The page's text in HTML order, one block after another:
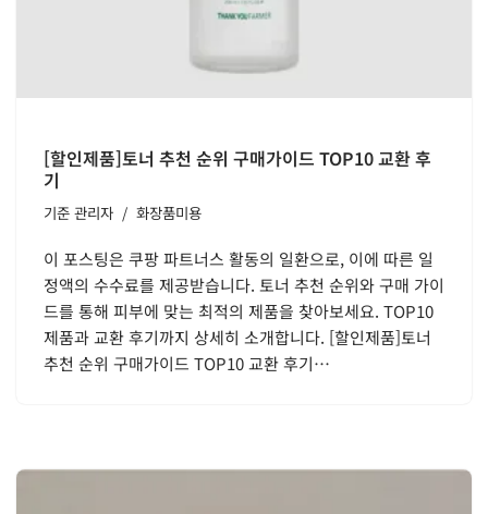
[할인제품]토너 추천 순위 구매가이드 TOP10 교환 후
기
기준 관리자 화장품미용
이 포스팅은 쿠팡 파트너스 활동의 일환으로, 이에 따른 일
정액의 수수료를 제공받습니다. 토너 추천 순위와 구매 가이
드를 통해 피부에 맞는 최적의 제품을 찾아보세요. TOP10
제품과 교환 후기까지 상세히 소개합니다. [할인제품]토너
추천 순위 구매가이드 TOP10 교환 후기…